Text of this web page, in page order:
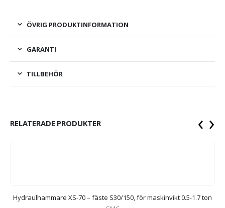
ÖVRIG PRODUKTINFORMATION
GARANTI
TILLBEHÖR
RELATERADE PRODUKTER
Hydraulhammare XS-70 – fäste S30/150, för maskinvikt 0.5-1.7 ton
‹ ›